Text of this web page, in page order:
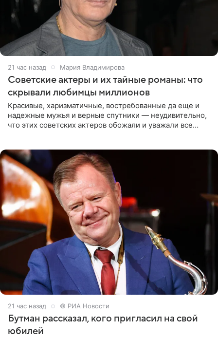
21 час назад Мария Владимирова
Советские актеры и их тайные романы: что
скрывали любимцы миллионов
Красивые, харизматичные, востребованные да еще и
надежные мужья и верные спутники — неудивительно,
что этих советских актеров обожали и уважали все
21 час назад © РИА Новости
Бутман рассказал, кого пригласил на свой
юбилей